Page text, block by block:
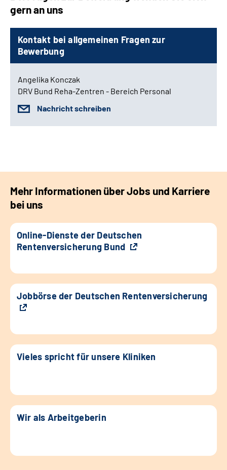
gern an uns
Kontakt bei allgemeinen Fragen zur
Bewerbung
Angelika Konczak
DRV Bund Reha-Zentren - Bereich Personal
Nachricht schreiben
Mehr Informationen über Jobs und Karriere
bei uns
Online-Dienste der Deutschen
Rentenversicherung Bund
Jobbörse der Deutschen Rentenversicherung
Vieles spricht für unsere Kliniken
Wir als Arbeitgeberin